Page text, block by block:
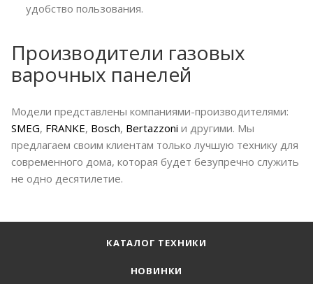
удобство пользования.
Производители газовых
варочных панелей
Модели представлены компаниями-производителями:
SMEG, FRANKE, Bosch, Bertazzoni и другими. Мы
предлагаем своим клиентам только лучшую технику для
современного дома, которая будет безупречно служить
не одно десятилетие.
КАТАЛОГ ТЕХНИКИ
НОВИНКИ